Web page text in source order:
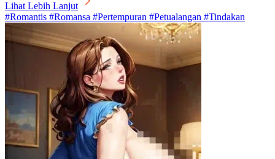
Lihat Lebih Lanjut
#Romantis #Romansa #Pertempuran #Petualangan #Tindakan